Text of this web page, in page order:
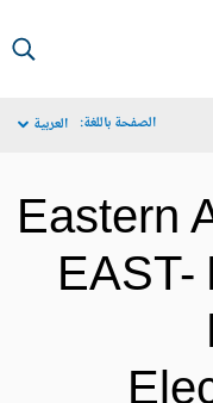
الصفحة باللغة: العربية